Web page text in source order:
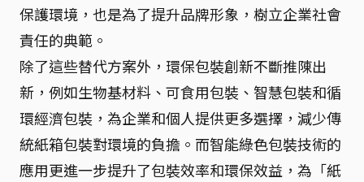
保護環境，也是為了提升品牌形象，樹立企業社會
責任的典範。
除了這些替代方案外，環保包裝創新不斷推陳出
新，例如生物基材料、可食用包裝、智慧包裝和循
環經濟包裝，為企業和個人提供更多選擇，減少傳
統紙箱包裝對環境的負擔。而智能綠色包裝技術的
應用更進一步提升了包裝效率和環保效益，為「紙